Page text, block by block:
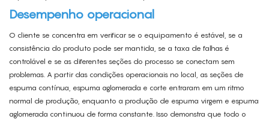
Desempenho operacional
O cliente se concentra em verificar se o equipamento é estável, se a
consistência do produto pode ser mantida, se a taxa de falhas é
controlável e se as diferentes seções do processo se conectam sem
problemas. A partir das condições operacionais no local, as seções de
espuma contínua, espuma aglomerada e corte entraram em um ritmo
normal de produção, enquanto a produção de espuma virgem e espuma
aglomerada continuou de forma constante. Isso demonstra que todo o